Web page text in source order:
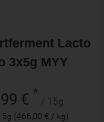
Lacto
3x5g MYY
€ * / 15g
(466,00 € / kg)